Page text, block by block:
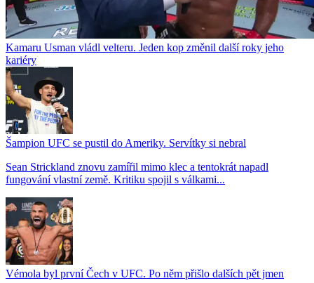
Kamaru Usman vládl velteru. Jeden kop změnil další roky jeho
kariéry
Šampion UFC se pustil do Ameriky. Servítky si nebral
Sean Strickland znovu zamířil mimo klec a tentokrát napadl
fungování vlastní země. Kritiku spojil s válkami...
Vémola byl první Čech v UFC. Po něm přišlo dalších pět jmen